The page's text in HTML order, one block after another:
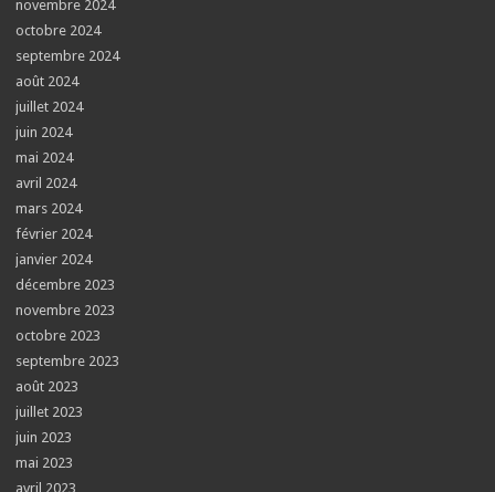
novembre 2024
octobre 2024
septembre 2024
août 2024
juillet 2024
juin 2024
mai 2024
avril 2024
mars 2024
février 2024
janvier 2024
décembre 2023
novembre 2023
octobre 2023
septembre 2023
août 2023
juillet 2023
juin 2023
mai 2023
avril 2023